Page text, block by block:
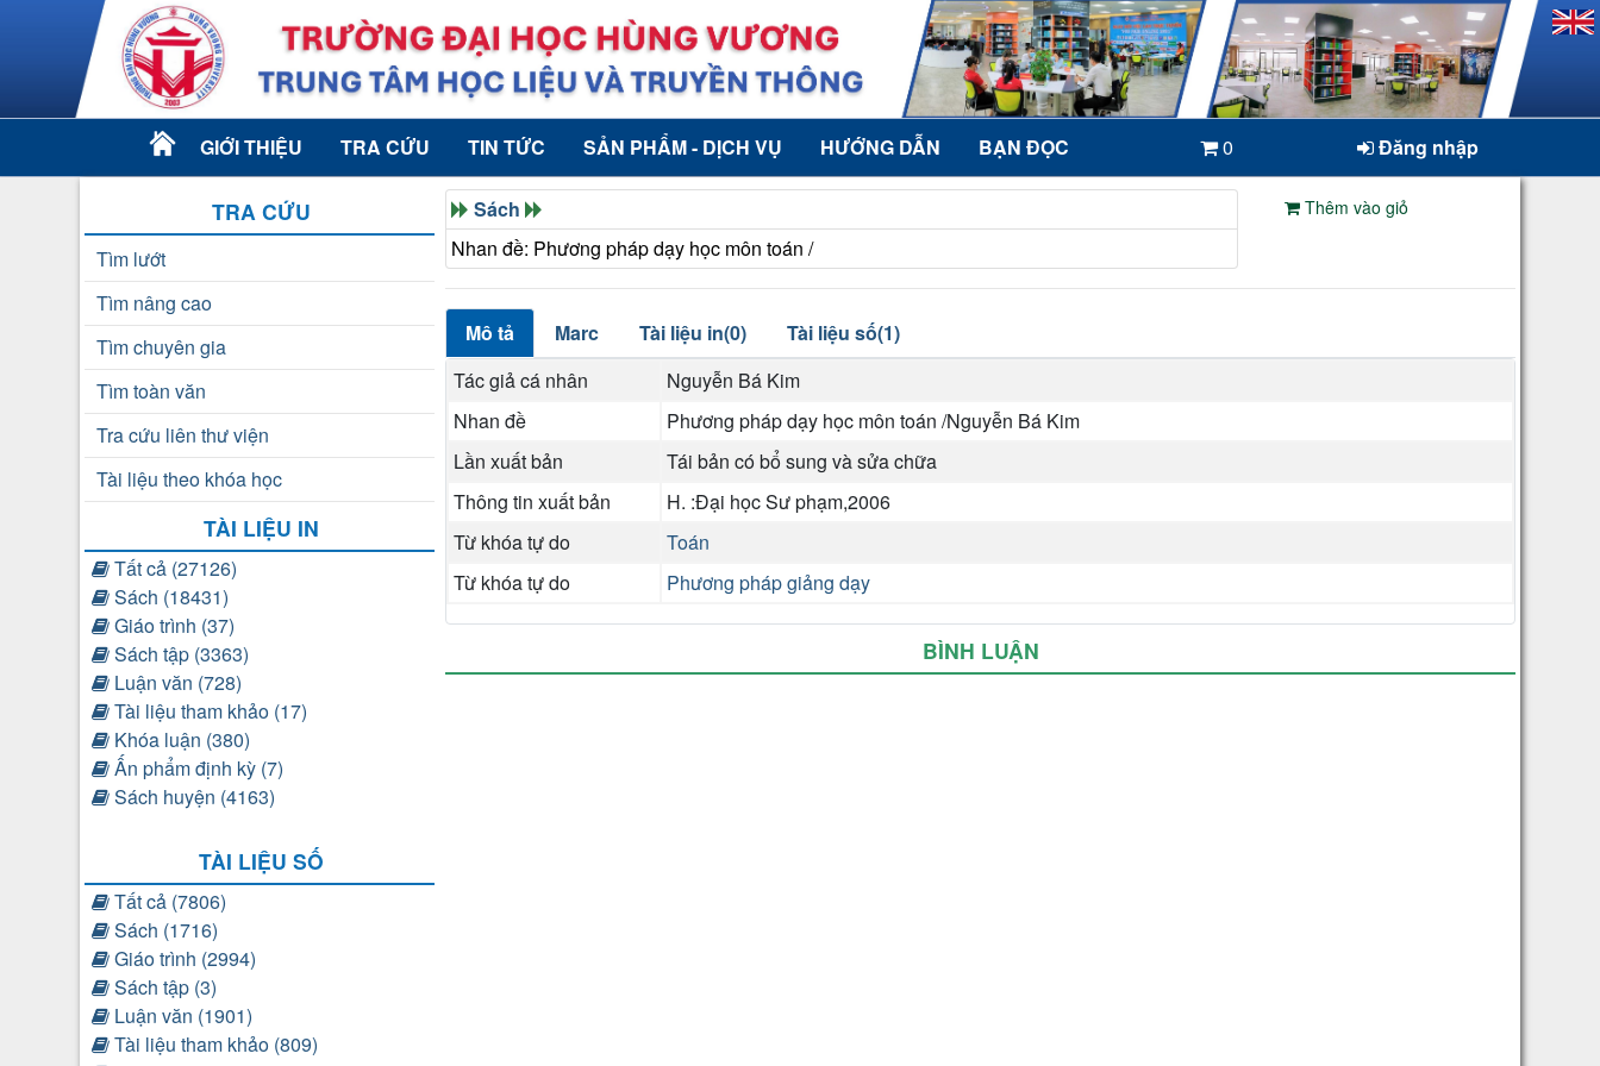
GIỚI THIỆU TRA CỨU TIN TỨC SẢN PHẨM - DỊCH VỤ HƯỚNG DẪN BẠN ĐỌC 0 Đăng nhập
TRA CỨU
Tìm lướt
Tìm nâng cao
Tìm chuyên gia
Tìm toàn văn
Tra cứu liên thư viện
Tài liệu theo khóa học
TÀI LIỆU IN
Tất cả (27126)
Sách (18431)
Giáo trình (37)
Sách tập (3363)
Luận văn (728)
Tài liệu tham khảo (17)
Khóa luận (380)
Ấn phẩm định kỳ (7)
Sách huyện (4163)
TÀI LIỆU SỐ
Tất cả (7806)
Sách (1716)
Giáo trình (2994)
Sách tập (3)
Luận văn (1901)
Tài liệu tham khảo (809)
Sách
Nhan đề: Phương pháp dạy học môn toán /
Thêm vào giỏ
Mô tả Marc Tài liệu in(0)
Tài liệu số(1)
Tác giả cá nhân
Nguyễn Bá Kim
Nhan đề
Phương pháp dạy học môn toán /Nguyễn Bá Kim
Lần xuất bản
Tái bản có bổ sung và sửa chữa
Thông tin xuất bản
H. :Đại học Sư phạm,2006
Từ khóa tự do
Toán
Từ khóa tự do
Phương pháp giảng dạy
BÌNH LUẬN